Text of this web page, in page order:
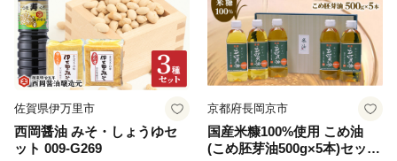
応じたお礼の品をお送りします。
（枕崎市内にお住まいの方にはお礼の品はお送りして
いません。予めご了承ください。）
・お礼の品は、寄附の入金確認後、おおむね１か月以内
にお届けいたします。
（配送期日が指定されているお礼の品はその期間の配
佐賀県伊万里市
西岡醤油 みそ・しょうゆセ
ット 009-G269
京都府長岡京市
国産米糠100%使用 こめ油
(こめ胚芽油500g×5本)セット